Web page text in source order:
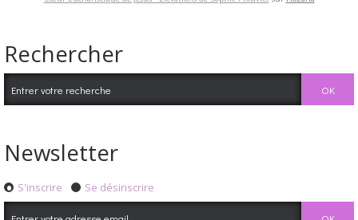
Rechercher
Newsletter
S'inscrire Se désinscrire